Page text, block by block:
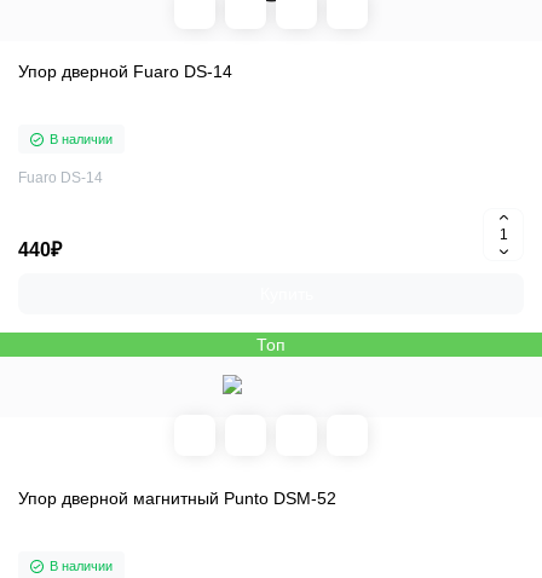
Упор дверной Fuaro DS-14
В наличии
Fuaro DS-14
440₽
Топ
Упор дверной магнитный Punto DSM-52
В наличии